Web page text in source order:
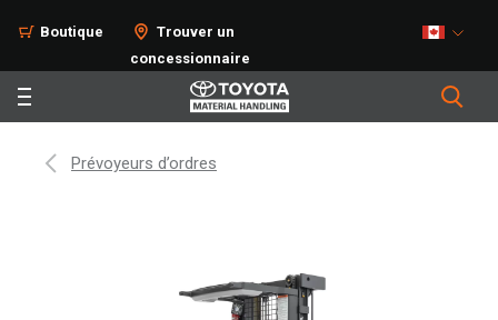
Boutique
Trouver un
concessionnaire
Prévoyeurs d’ordres